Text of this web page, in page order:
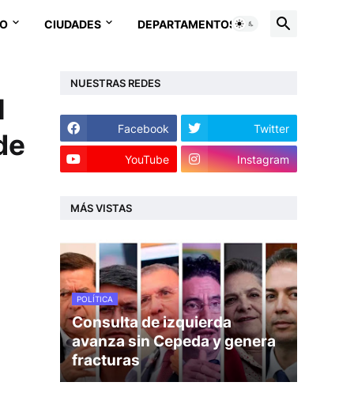
CIUDADES DEPARTAMENTOS
NUESTRAS REDES
Facebook Twitter
YouTube Instagram
MÁS VISTAS
POLÍTICA
Consulta de izquierda
avanza sin Cepeda y genera
fracturas